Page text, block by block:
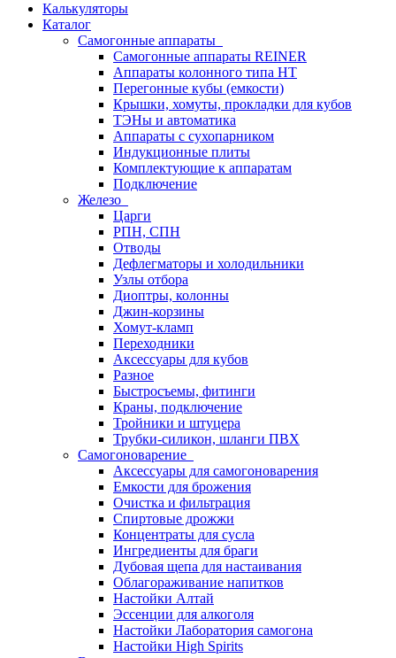
Калькуляторы
Каталог
Самогонные аппараты
Самогонные аппараты REINER
Аппараты колонного типа НТ
Перегонные кубы (емкости)
Крышки, хомуты, прокладки для кубов
ТЭНы и автоматика
Аппараты с сухопарником
Индукционные плиты
Комплектующие к аппаратам
Подключение
Железо
Царги
РПН, СПН
Отводы
Дефлегматоры и холодильники
Узлы отбора
Диоптры, колонны
Джин-корзины
Хомут-кламп
Переходники
Аксессуары для кубов
Разное
Быстросъемы, фитинги
Краны, подключение
Тройники и штуцера
Трубки-силикон, шланги ПВХ
Самогоноварение
Аксессуары для самогоноварения
Емкости для брожения
Очистка и фильтрация
Спиртовые дрожжи
Концентраты для сусла
Ингредиенты для браги
Дубовая щепа для настаивания
Облагораживание напитков
Настойки Алтай
Эссенции для алкоголя
Настойки Лаборатория самогона
Настойки High Spirits